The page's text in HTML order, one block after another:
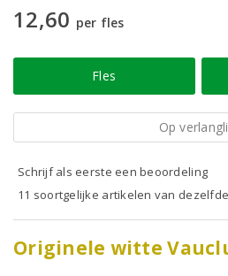
12,60 per fles
Fles
Op
Schrijf als eerste een beoordeling
11 soortgelijke artikelen van
Originele witte